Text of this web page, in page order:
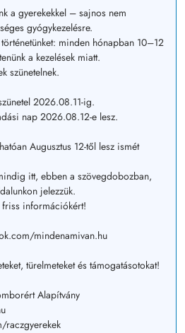
a gyerekekkel – sajnos nem
gyógykezelésre.
minden hónapban 10–12
a kezelések miatt.
szünetelnek.
2026.08.11-ig.
nap 2026.08.12-e lesz.
Augusztus 12-től lesz ismét
itt, ebben a szövegdobozban,
jelezzük.
friss információkért!
mindenamivan.hu
türelmeteket és támogatásotokat!
Alapítvány
raczgyerekek